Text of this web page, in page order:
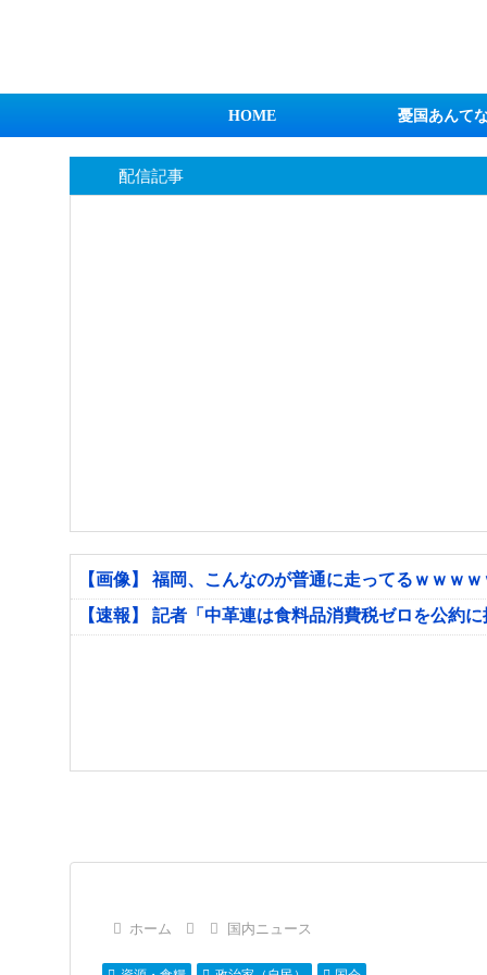
HOME 憂国あんて
配信記事
【画像】 福岡、こんなのが普通に走ってるｗｗｗ
【速報】 記者「中革連は食料品消費税ゼロを公約
ホーム 国内ニュース